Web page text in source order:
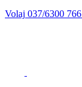
Volaj 037/6300 766